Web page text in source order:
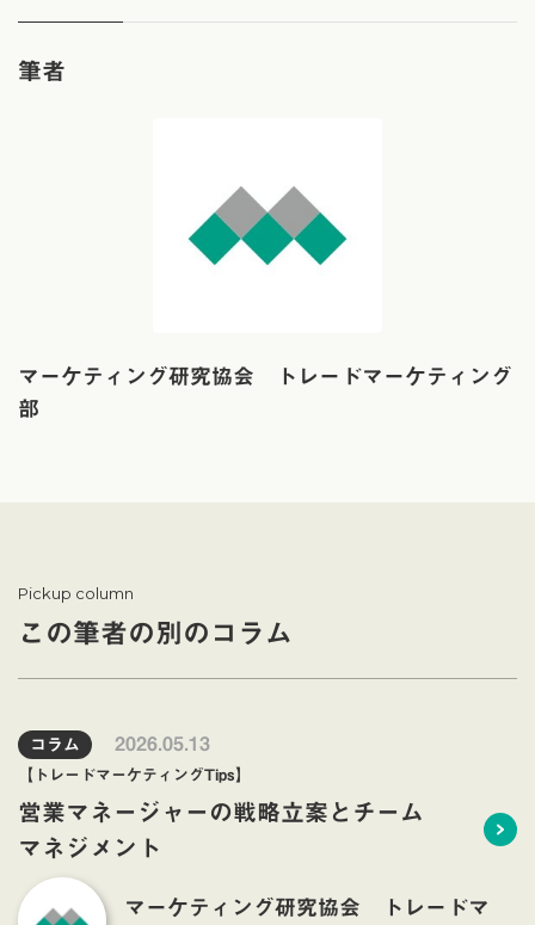
筆者
マーケティング研究協会 トレードマーケティング
部
Pickup column
この筆者の別のコラム
コラム 2026.05.13
【トレードマーケティングTips】
営業マネージャーの戦略立案とチーム
マネジメント
マーケティング研究協会 トレードマ